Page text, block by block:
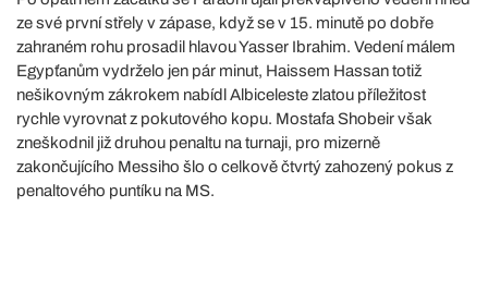
ze své první střely v zápase, když se v 15. minutě po dobře
zahraném rohu prosadil hlavou Yasser Ibrahim. Vedení málem
Egypťanům vydrželo jen pár minut, Haissem Hassan totiž
nešikovným zákrokem nabídl Albiceleste zlatou příležitost
rychle vyrovnat z pokutového kopu. Mostafa Shobeir však
zneškodnil již druhou penaltu na turnaji, pro mizerně
zakončujícího Messiho šlo o celkově čtvrtý zahozený pokus z
penaltového puntíku na MS.